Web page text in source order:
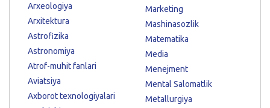
Arxeologiya
Arxitektura
Astrofizika
Astronomiya
Atrof-muhit fanlari
Aviatsiya
Axborot texnologiyalari
Marketing
Mashinasozlik
Matematika
Media
Menejment
Mental Salomatlik
Metallurgiya